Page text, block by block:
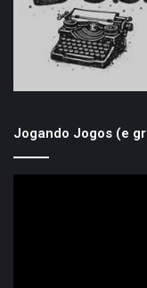
Jogando Jogos (e